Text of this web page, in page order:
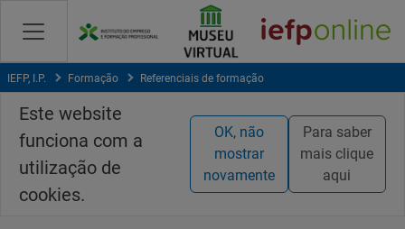
para
conteúdo
IEFP, I.P. Formação Referenciais de formação
Este website
funciona com a
utilização de
cookies.
OK, não
mostrar
novamente
Para saber
mais clique
aqui